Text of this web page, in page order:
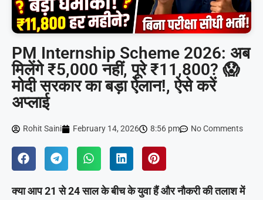
PM Internship Scheme 2026: अब
मिलेंगे ₹5,000 नहीं, पूरे ₹11,800? 😱
मोदी सरकार का बड़ा ऐलान!, ऐसे करें
अप्लाई
Rohit Saini February 14, 2026 8:56 pm No Comments
क्या आप 21 से 24 साल के बीच के युवा हैं और नौकरी की तलाश में